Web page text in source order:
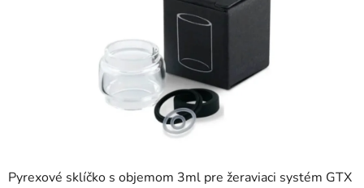
Pyrexové sklíčko s objemom 3ml pre žeraviaci systém GTX